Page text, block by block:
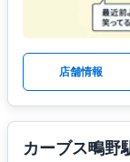
店舗情報
カーブス鴫野